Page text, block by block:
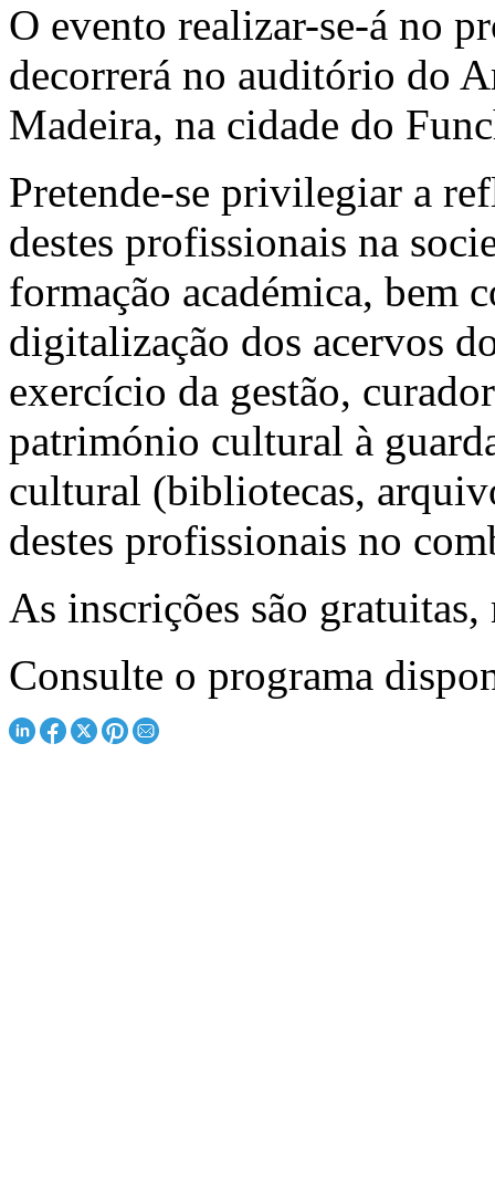
O evento realizar-se-á no
decorrerá no auditório do
Madeira, na cidade do
Pretende-se privilegiar a
destes profissionais na
formação académica, bem
digitalização dos acervos
exercício da gestão,
património cultural à
cultural (bibliotecas,
destes profissionais no
As inscrições são
Consulte o programa